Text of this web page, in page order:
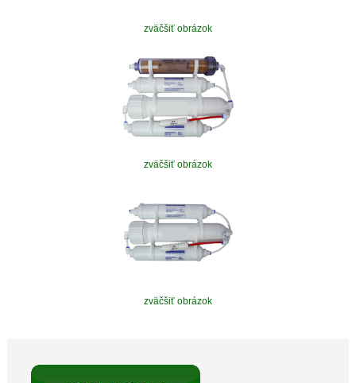
zväčšiť obrázok
zväčšiť obrázok
zväčšiť obrázok